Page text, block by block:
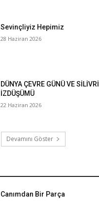
Sevinçliyiz Hepimiz
28 Haziran 2026
DÜNYA ÇEVRE GÜNÜ VE SİLİVRİ
İZDÜŞÜMÜ
22 Haziran 2026
Devamını Göster
Canımdan Bir Parça